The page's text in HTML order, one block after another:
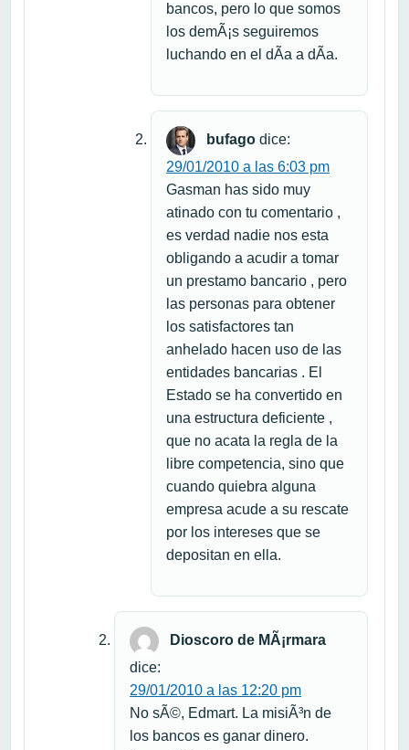
bancos, pero lo que somos
los demÃ¡s seguiremos
luchando en el dÃ­a a dÃ­a.
bufago dice:
29/01/2010 a las 6:03 pm
Gasman has sido muy
atinado con tu comentario ,
es verdad nadie nos esta
obligando a acudir a tomar
un prestamo bancario , pero
las personas para obtener
los satisfactores tan
anhelado hacen uso de las
entidades bancarias . El
Estado se ha convertido en
una estructura deficiente ,
que no acata la regla de la
libre competencia, sino que
cuando quiebra alguna
empresa acude a su rescate
por los intereses que se
depositan en ella.
Dioscoro de MÃ¡rmara
dice:
29/01/2010 a las 12:20 pm
No sÃ©, Edmart. La misiÃ³n de
los bancos es ganar dinero.